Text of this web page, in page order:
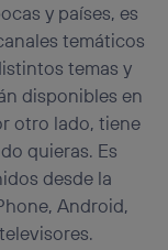
y países, es
temáticos
temas y
disponibles en
otro lado, tiene
quieras. Es
desde la
Android,